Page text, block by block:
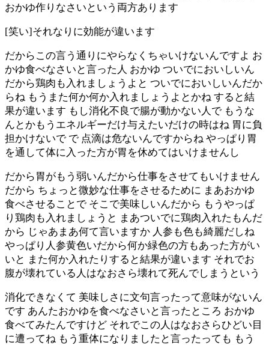
おかゆ作りなさいという両方あります
[笑い]それなりに効能が違います
だからこの言う通りにやらなくちゃいけないんですよ お
かゆ食べなさいと言った人 おかゆ ついでにおいしいん
だから鶏肉も入れましょうよと ついでにおいしいんだか
らね もうまた何か何か入れましょうよとかね すると結
果が違います もし消化不良で腸が動かない人で もうな
んとかもうエネルギーだけ与えたいだけの時はね 胃に負
担かけないで で 点滴は危ないんですからね やっぱり胃
を通して体に入った方が胃を休めてはいけませんし
だから胃がもう弱いんだから仕事をさせてもいけません
だから ちょっと微妙な仕事をさせるために まあおかゆ
食べさせることで そこで美味しいんだから もうやっぱ
り鶏肉も入れましょうと まあついでに鶏肉入れたもんだ
から じゃあまあ何て言いますか 人参も色も綺麗だしね
やっぱり人参黄色いだから何か緑色の方もあった方がい
いと また何か入れたりすると結果が違います それでお
腹が壊れている人はなおさら壊れて死んでしまうという
消化できなくて 美味しさに文句言ったって意味がないん
です あんたおかゆを食べなさいと言ったところ おかゆ
食べてみたんですけど それでこの人はなおさらひどい目
に遭ってね もう重体になりましたと言ったっても もう